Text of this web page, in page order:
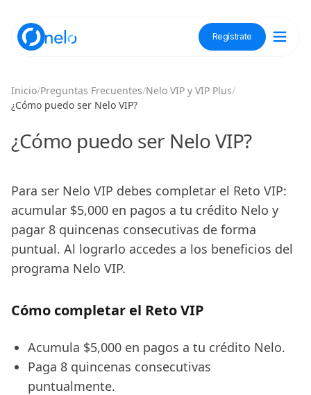
Regístrate
Idioma / Language: ES EN
Regístrate
Inicio/Preguntas Frecuentes/Nelo VIP y VIP Plus/
¿Cómo puedo ser Nelo VIP?
¿Cómo puedo ser Nelo VIP?
Para ser Nelo VIP debes completar el Reto VIP:
acumular $5,000 en pagos a tu crédito Nelo y
pagar 8 quincenas consecutivas de forma
puntual. Al lograrlo accedes a los beneficios del
programa Nelo VIP.
Cómo completar el Reto VIP
Acumula $5,000 en pagos a tu crédito Nelo.
Paga 8 quincenas consecutivas
puntualmente.